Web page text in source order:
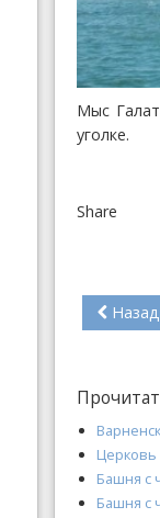
Мыс
уголке.
Share
Назад
Церковь
Башня с
Башня с